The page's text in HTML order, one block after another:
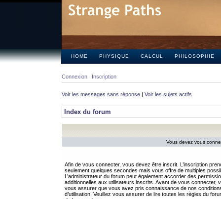
HOME PHYSIQUE CALCUL PHILOSOPHIE
Connexion Inscription
Voir les messages sans réponse | Voir les sujets actifs
Index du forum
Vous devez vous
Afin de vous connecter, vous devez être inscrit. L’inscription
seulement quelques secondes mais vous offre de multiples
L’administrateur du forum peut également accorder des
additionnelles aux utilisateurs inscrits. Avant de vous connecter,
vous assurer que vous avez pris connaissance de nos
d’utilisation. Veuillez vous assurer de lire toutes les règles du